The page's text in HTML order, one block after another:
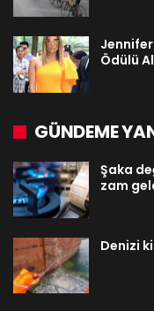
Jennifer
Ödülü
GÜNDEME
Şaka
zam
Denizi